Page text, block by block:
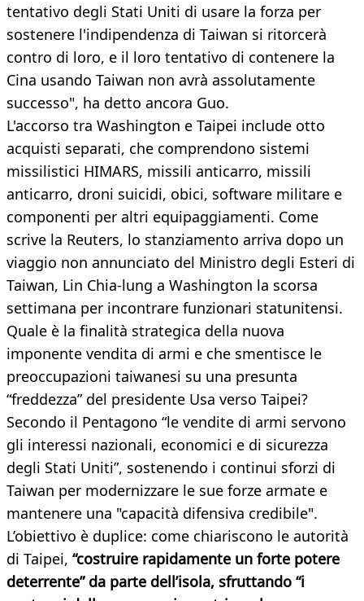
tentativo degli Stati Uniti di usare la forza per
sostenere l'indipendenza di Taiwan si ritorcerà
contro di loro, e il loro tentativo di contenere la
Cina usando Taiwan non avrà assolutamente
successo", ha detto ancora Guo.
L'accorso tra Washington e Taipei include otto
acquisti separati, che comprendono sistemi
missilistici HIMARS, missili anticarro, missili
anticarro, droni suicidi, obici, software militare e
componenti per altri equipaggiamenti. Come
scrive la Reuters, lo stanziamento arriva dopo un
viaggio non annunciato del Ministro degli Esteri di
Taiwan, Lin Chia-lung a Washington la scorsa
settimana per incontrare funzionari statunitensi.
Quale è la finalità strategica della nuova
imponente vendita di armi e che smentisce le
preoccupazioni taiwanesi su una presunta
“freddezza” del presidente Usa verso Taipei?
Secondo il Pentagono “le vendite di armi servono
gli interessi nazionali, economici e di sicurezza
degli Stati Uniti”, sostenendo i continui sforzi di
Taiwan per modernizzare le sue forze armate e
mantenere una "capacità difensiva credibile".
L’obiettivo è duplice: come chiariscono le autorità
di Taipei, “costruire rapidamente un forte potere
deterrente” da parte dell’isola, sfruttando “i